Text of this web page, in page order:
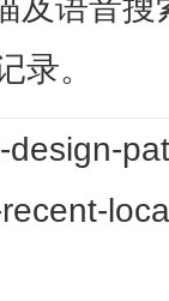
录。